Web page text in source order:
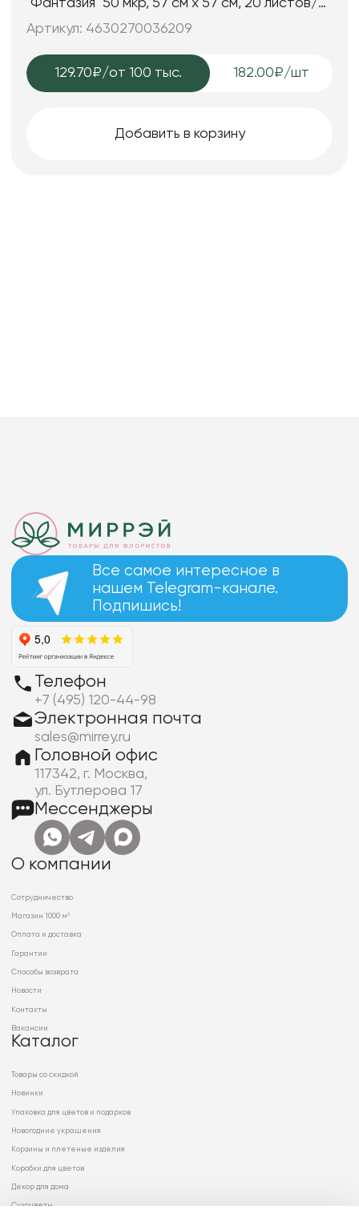
"Фантазия" 50 мкр, 57 см х 57 см, 20 листов/
упак., пудровый
Артикул: 4630270036209
129.70₽/от 100 тыс. 182.00₽/шт
Добавить в корзину
Все самое интересное в
нашем Telegram-канале.
Подпишись!
Телефон
+7 (495) 120-44-98
Электронная почта
sales@mirrey.ru
Головной офис
117342, г. Москва,
ул. Бутлерова 17
Мессенджеры
О компании
Сотрудничество
Магазин 1000 м²
Оплата и доставка
Гарантии
Способы возврата
Новости
Контакты
Вакансии
Каталог
Товары со скидкой
Новинки
Упаковка для цветов и подарков
Новогодние украшения
Корзины и плетеные изделия
Коробки для цветов
Декор для дома
Сухоцветы